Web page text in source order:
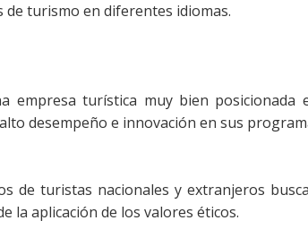
de turismo en diferentes idiomas.
empresa turística muy bien posicionada
desempeño e innovación en sus
de turistas nacionales y extranjeros
la aplicación de los valores éticos.